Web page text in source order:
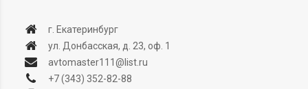
г. Екатеринбург
ул. Донбасская, д. 23, оф. 1
avtomaster111@list.ru
+7 (343) 352-82-88